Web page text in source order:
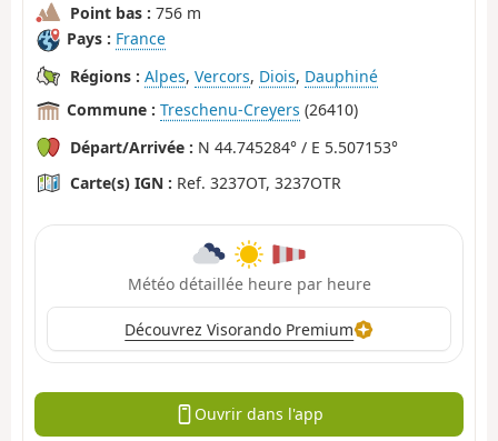
Point bas : 756 m
Pays : France
Régions : Alpes, Vercors, Diois, Dauphiné
Commune : Treschenu-Creyers (26410)
Départ/Arrivée : N 44.745284° / E 5.507153°
Carte(s) IGN : Ref. 3237OT, 3237OTR
Météo détaillée heure par heure
Découvrez Visorando Premium
Ouvrir dans l'app